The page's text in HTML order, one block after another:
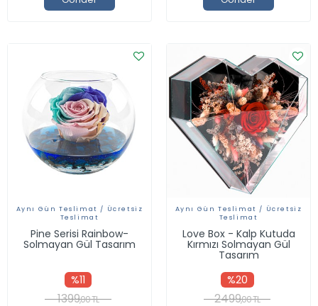
Aynı Gün Teslimat / Ücretsiz
Teslimat
Pine Serisi Rainbow-
Solmayan Gül Tasarım
%11
1399,00 TL
Aynı Gün Teslimat / Ücretsiz
Teslimat
Love Box - Kalp Kutuda
Kırmızı Solmayan Gül
Tasarım
%20
2499,00 TL